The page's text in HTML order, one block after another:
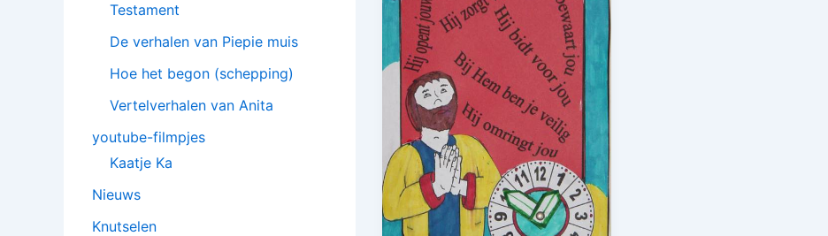
Testament
De verhalen van Piepie muis
Hoe het begon (schepping)
Vertelverhalen van Anita
youtube-filmpjes
Kaatje Ka
Nieuws
Knutselen